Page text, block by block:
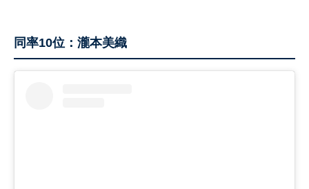
同率10位：瀧本美織